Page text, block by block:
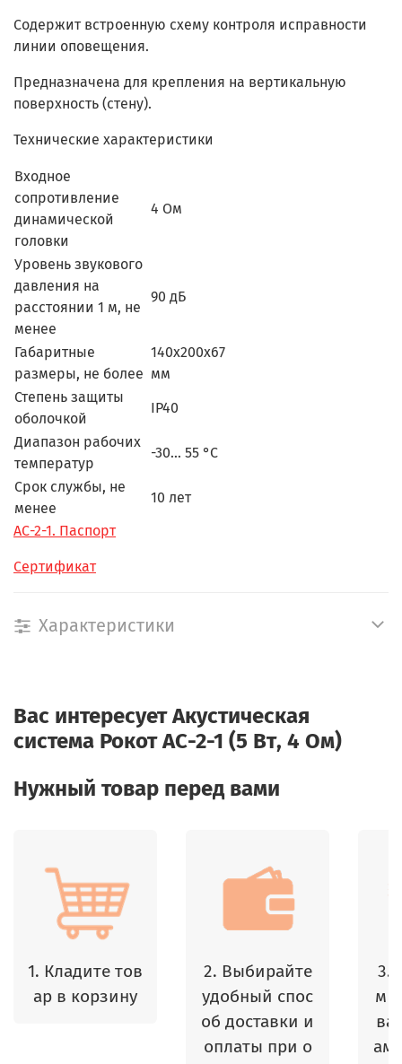
Содержит встроенную схему контроля исправности
линии оповещения.
Предназначена для крепления на вертикальную
поверхность (стену).
Технические характеристики
Входное
сопротивление
динамической
головки
4 Ом
Уровень звукового
давления на
расстоянии 1 м, не
менее
90 дБ
Габаритные
размеры, не более
140x200x67
мм
Степень защиты
оболочкой
IP40
Диапазон рабочих
температур
-30... 55 °С
Срок службы, не
менее
10 лет
АС-2-1. Паспорт
Сертификат
Характеристики
Вас интересуетАкустическая
система Рокот АС-2-1 (5 Вт, 4 Ом)
Нужный товар перед вами
1. Кладите тов
ар в корзину
2. Выбирайте
удобный спос
об доставки и
оплаты при о
3.
м